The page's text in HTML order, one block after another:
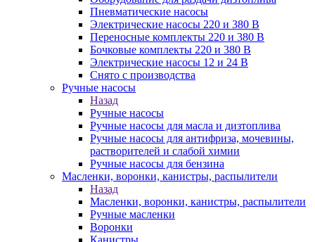
Пневматические насосы
Электрические насосы 220 и 380 В
Переносные комплекты 220 и 380 В
Бочковые комплекты 220 и 380 В
Электрические насосы 12 и 24 В
Снято с производства
Ручные насосы
Назад
Ручные насосы
Ручные насосы для масла и дизтоплива
Ручные насосы для антифриза, мочевины,
растворителей и слабой химии
Ручные насосы для бензина
Масленки, воронки, канистры, распылители
Назад
Масленки, воронки, канистры, распылители
Ручные масленки
Воронки
Канистры